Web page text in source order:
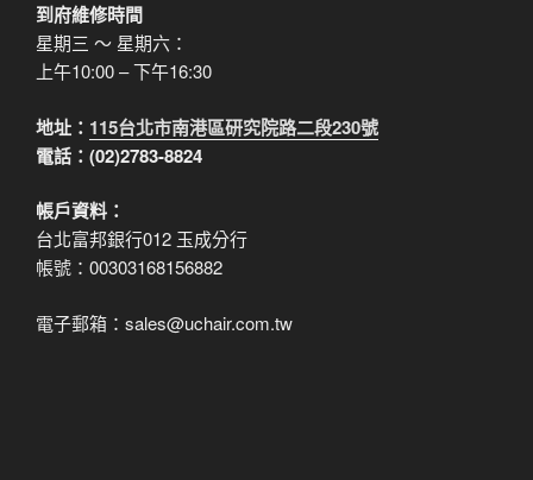
到府維修時間
星期三 ～ 星期六：
上午10:00 – 下午16:30
地址： 115台北市南港區研究院路二段230號
電話：(02)2783-8824
帳戶資料：
台北富邦銀行012 玉成分行
帳號：00303168156882
電子郵箱：sales@uchair.com.tw